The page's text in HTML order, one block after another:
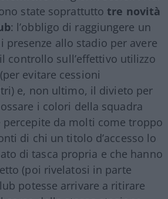
i tifosie c’è chi deve fare i
da sottoscrivere con
. Sì, perché chi acquista un
certo senso firmaun
società e deve
regole.
abbonamenti del Como
nei giorni scorsi. A far
state soprattuttotre novità
: l’obbligo di raggiungere un
allo stadio per avere